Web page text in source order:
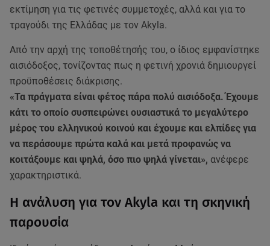
εκτίμηση για τις φετινές συμμετοχές, αλλά και για το
τραγούδι της Ελλάδας με τον Akyla.
Από την αρχή της τοποθέτησής του, ο ίδιος εμφανίστηκε
αισιόδοξος, τονίζοντας πως η φετινή χρονιά δημιουργεί
προϋποθέσεις διάκρισης.
«Τα πράγματα είναι φέτος πάρα πολύ αισιόδοξα. Έχουμε
κάτι το οποίο συσπειρώνει ουσιαστικά το μεγαλύτερο
μέρος του ελληνικού κοινού και έχουμε και ελπίδες για
να περάσουμε πρώτα καλά και μετά προφανώς να
κοιτάξουμε και ψηλά, όσο πιο ψηλά γίνεται», ανέφερε
χαρακτηριστικά.
Η ανάλυση για τον Akyla και τη σκηνική
παρουσία